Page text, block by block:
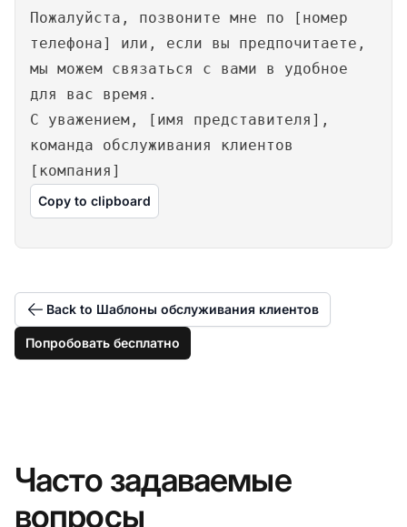
Пожалуйста, позвоните мне по [номер
телефона] или, если вы предпочитаете,
мы можем связаться с вами в удобное
для вас время.
С уважением, [имя представителя],
команда обслуживания клиентов
[компания]
Copy to clipboard
Back to Шаблоны обслуживания клиентов
Попробовать бесплатно
Часто задаваемые
вопросы